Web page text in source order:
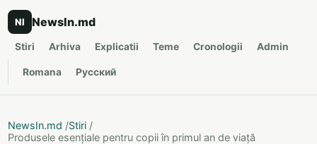
NI NewsIn.md
Stiri Arhiva Explicatii Teme Cronologii Admin
Romana Русский
NewsIn.md /Stiri /
Produsele esențiale pentru copii în primul an de viață